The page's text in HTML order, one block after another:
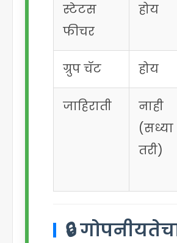
स्टेटस
फीचर
होय
ग्रुप चॅट होय
जाहिराती
नाही
(सध्या
तरी)
🔒